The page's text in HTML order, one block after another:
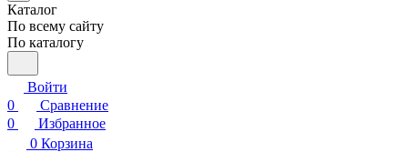
Каталог
По всему сайту
По каталогу
Войти
0
Сравнение
0
Избранное
0 Корзина